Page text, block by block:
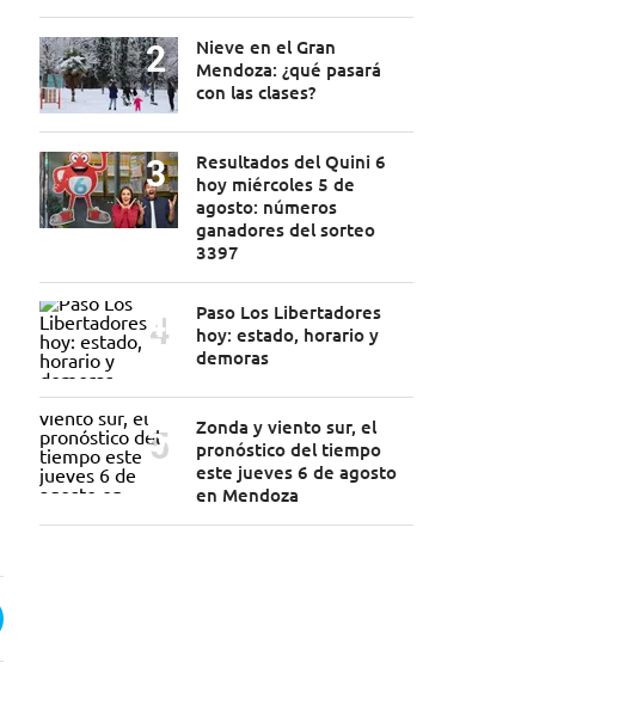
Nieve en el Gran
Mendoza: ¿qué pasará
con las clases?
Resultados del Quini 6
hoy miércoles 5 de
agosto: números
ganadores del sorteo
3397
Paso Los Libertadores
hoy: estado, horario y
demoras
Zonda y viento sur, el
pronóstico del tiempo
este jueves 6 de agosto
en Mendoza